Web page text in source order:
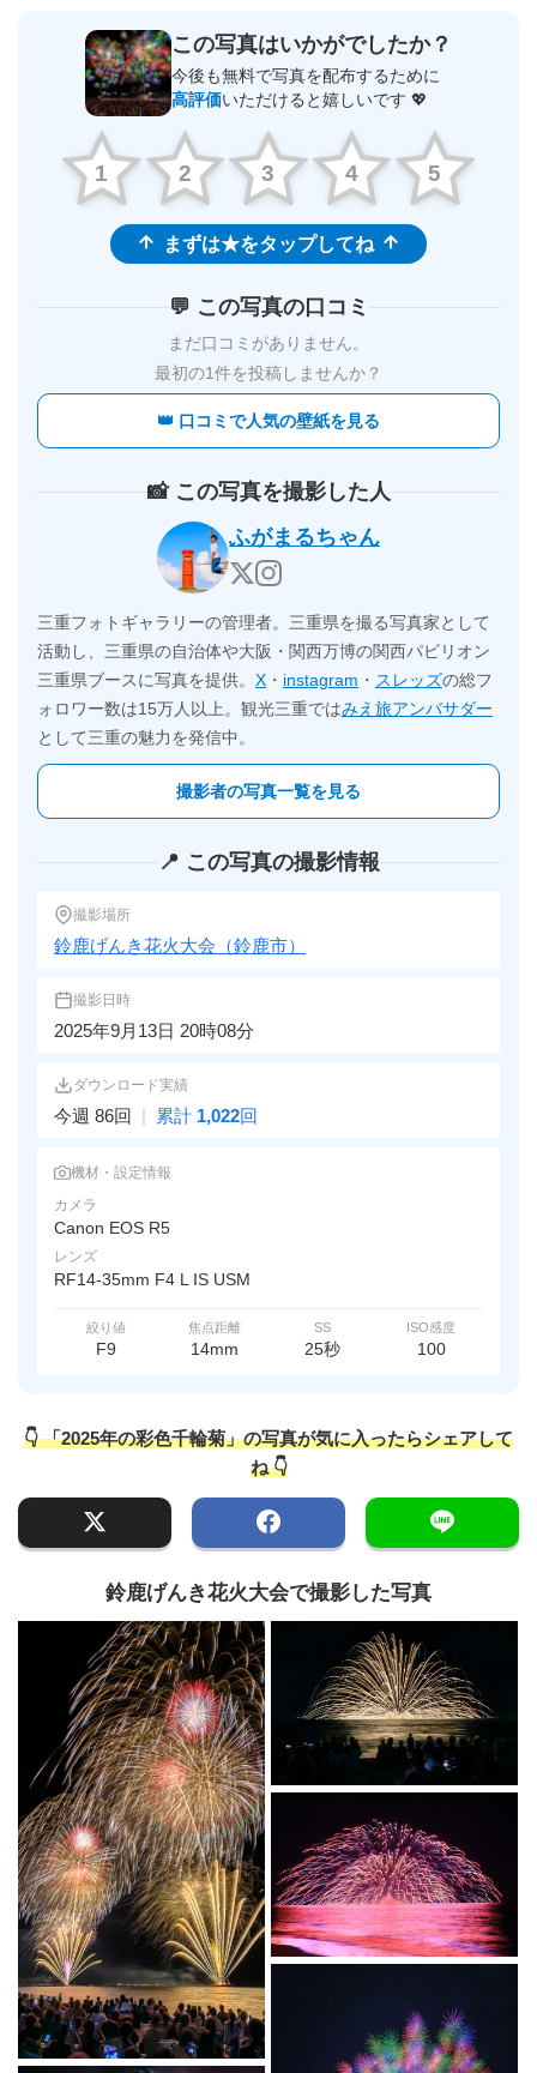
この写真はいかがでしたか？
今後も無料で写真を配布するために
高評価いただけると嬉しいです 💖
1 2 3 4 5
まずは★をタップしてね
💬 この写真の口コミ
まだ口コミがありません。
最初の1件を投稿しませんか？
👑 口コミで人気の壁紙を見る
📸 この写真を撮影した人
ふがまるちゃん
三重フォトギャラリーの管理者。三重県を撮る写真家として
活動し、三重県の自治体や大阪・関西万博の関西パビリオン
三重県ブースに写真を提供。 X ・ instagram ・ スレッズの総フ
ォロワー数は15万人以上。観光三重ではみえ旅アンバサダー
として三重の魅力を発信中。
撮影者の写真一覧を見る
📍 この写真の撮影情報
撮影場所
鈴鹿げんき花火大会（鈴鹿市）
撮影日時
2025年9月13日 20時08分
ダウンロード実績
今週 86回 | 累計 1,022回
機材・設定情報
カメラ
Canon EOS R5
レンズ
RF14-35mm F4 L IS USM
絞り値
F9
焦点距離
14mm
SS
25秒
ISO感度
100
👇 「2025年の彩色千輪菊」の写真が気に入ったらシェアして
ね 👇
鈴鹿げんき花火大会で撮影した写真